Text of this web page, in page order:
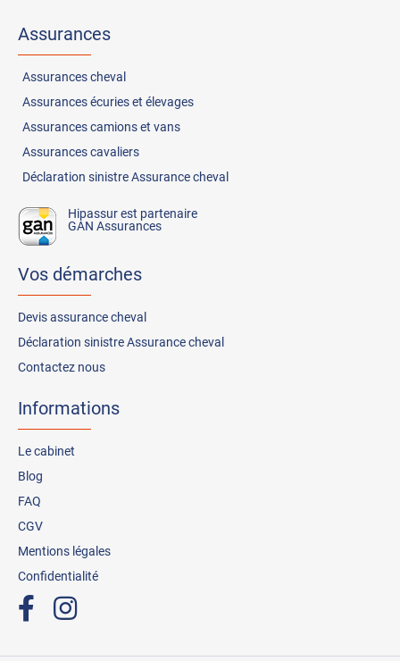
Assurances
Assurancescheval
Assurancesécuries et élevages
Assurancescamions et vans
Assurancescavaliers
Déclaration sinistre Assurance cheval
Hipassur est partenaire
GAN Assurances
Vos démarches
Devis assurance cheval
Déclaration sinistre Assurance cheval
Contactez nous
Informations
Le cabinet
Blog
FAQ
CGV
Mentions légales
Confidentialité